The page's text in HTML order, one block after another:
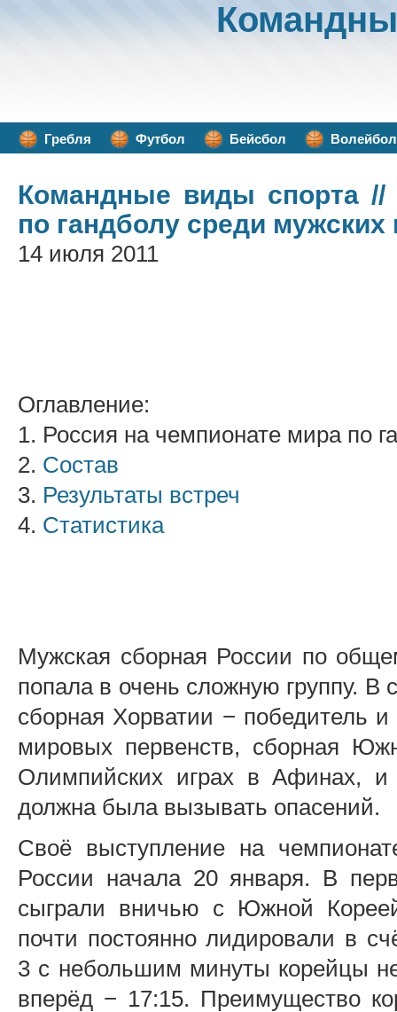
Гребля Футбол Бейсбол Волейбол
Командные виды спорта //
по гандболу среди мужских
14 июля 2011
Оглавление:
1. Россия на чемпионате мира по
2. Состав
3. Результаты встреч
4. Статистика
Мужская сборная России по
попала в очень сложную группу. В
сборная Хорватии − победитель
мировых первенств, сборная
Олимпийских играх в Афинах,
должна была вызывать опасений.
Своё выступление на
России начала 20 января. В
сыграли вничью с Южной
почти постоянно лидировали в
3 с небольшим минуты корейцы
вперёд − 17:15. Преимущество